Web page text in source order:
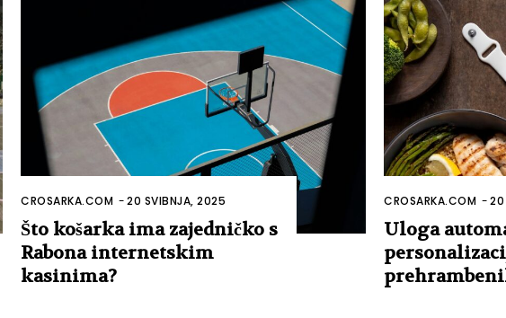
CROSARKA.COM -20 SVIBNJA, 2025
Što košarka ima zajedničko s
Rabona internetskim
kasinima?
CROSARKA.COM -20
Uloga